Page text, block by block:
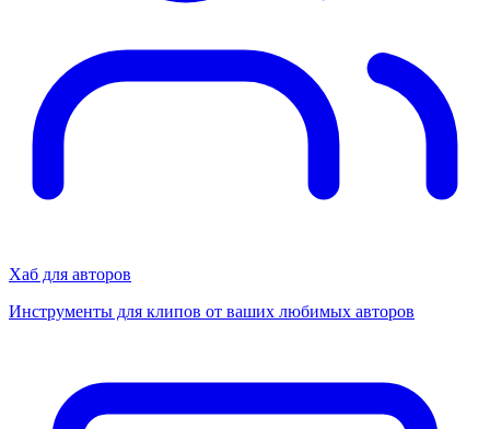
Хаб для авторов
Инструменты для клипов от ваших любимых авторов